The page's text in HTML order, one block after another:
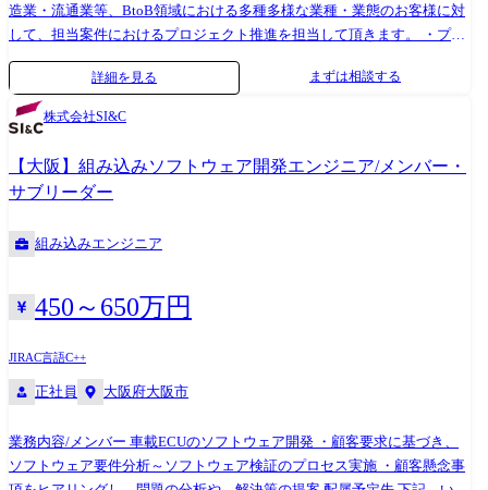
造業・流通業等、BtoB領域における多種多様な業種・業態のお客様に対
して、担当案件におけるプロジェクト推進を担当して頂きます。 ・プロ
ジェクト管理(3～30名)全般 ※PL管理スパン目安:10未満/PM管理スパン
目安:8名以上 ・プロジェクト計画書作成 ・プロジェクト採算管理、要員
管理、外部調達管理、進捗管理、品質管理、リスク管理 ・要件定義から
設計、製造、テストの開発一連作業 ・プロジェクトメンバー育成 ＜注力
領域・取扱プラットフォーム・プロダクト例＞ Azure OpenAI/Google
Gemini/IBM watsonx/SalesForce
Einstein/PyTorch//TensorFlow/Chainer/Azure Cognitive Toolkit/Google OR-
Cloud(保険・金融・ヘルスケア)/Data Cloud/Agentforce/MuleSoft Hyper
Path/Asteria/informatica/Outsystems
ServiceNow(ITSM/ITOM/CRM/SECOps/HR)/ServiceNow AI Agent
詳細を見る まずは相談する
株式会社SI&C
【大阪】組み込みソフトウェア開発エンジニア/メンバー・
サブリーダー
組み込みエンジニア
450～650万円
JIRAC言語C++
正社員 大阪府大阪市
業務内容/メンバー 車載ECUのソフトウェア開発 ・顧客要求に基づき、
ソフトウェア要件分析～ソフトウェア検証のプロセス実施 ・顧客懸念事